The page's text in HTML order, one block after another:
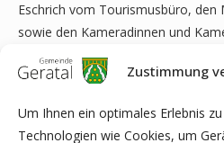
Zustimmung
Um Ihnen ein optimales Erlebnis
Technologien wie Cookies, um
Eschrich vom Tourismusbüro,
sowie den Kameradinnen und
Feuerwehr für ihr Engagement
Projekte angehen und Bewährtes